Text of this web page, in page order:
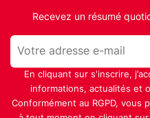
Recevez un résumé
En cliquant sur s'inscrire,
informations, actualités et
Conformément au RGPD,